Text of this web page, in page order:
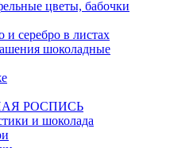
цветы, бабочки
и серебро в листах
шоколадные
РОСПИСЬ
и шоколада